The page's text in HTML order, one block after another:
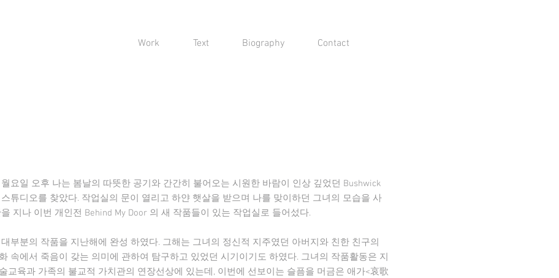
Work Text Biography Contact
요일 오후 나는 봄날의 따뜻한 공기와 간간히 불어오는 시원한 바람이 인상 깊었던 Bushwick
튜디오를 찾았다. 작업실의 문이 열리고 하얀 햇살을 받으며 나를 맞이하던 그녀의 모습을 사
지나 이번 개인전 Behind My Door 의 새 작품들이 있는 작업실로 들어섰다.
부분의 작품을 지난해에 완성 하였다. 그해는 그녀의 정신적 지주였던 아버지와 친한 친구의
속에서 죽음이 갖는 의미에 관하여 탐구하고 있었던 시기이기도 하였다. 그녀의 작품활동은 지
교육과 가족의 불교적 가치관의 연장선상에 있는데, 이번에 선보이는 슬픔을 머금은 애가<哀歌